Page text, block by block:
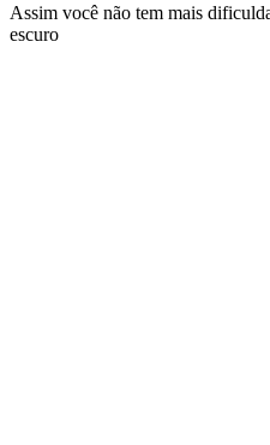
Assim você não tem mais
escuro